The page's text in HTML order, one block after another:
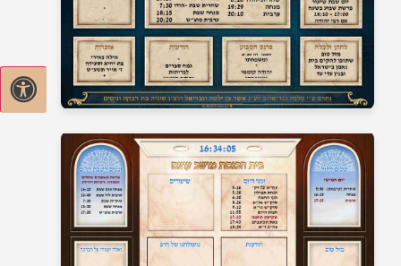
בית כנסת 14